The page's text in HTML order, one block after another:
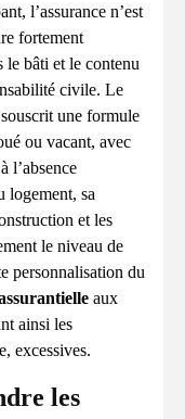
l’assurance n’est
fortement
le bâti et le contenu
civile. Le
une formule
ou vacant, avec
l’absence
logement, sa
et les
le niveau de
personnalisation du
aux
ainsi les
excessives.
les